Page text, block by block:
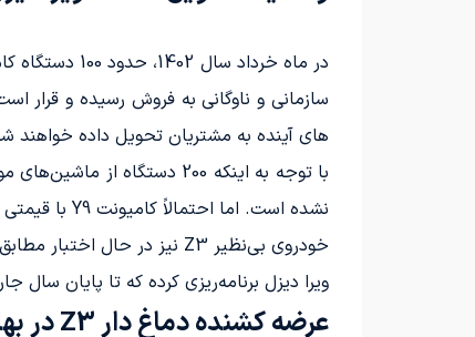
سازمانی و ناوگانی به فروش رسیده و قرار
های آینده به مشتریان تحویل داده خواهند
با توجه به اینکه 200
نشده است. اما احتمالاً کامیونت Y9 با قیمتی حدود 1.5 میلیارد تومان و کشنده Y3 ویرا با قیمتی حدود 4.5 میلیارد تومان به فروش خواهند رسید.
خودروی بی‌نظیر Z3 نیز در حال اختبار مطابق با 85 استاندارد مختلف قرار دارد و بزودی اعلام خواهد شد که زمان و تاریخ عرضه‌ی این محصول چه زمانی خواهد بود.
ویرا دیزل برنامه‌ریزی کرده که تا پایان سال جاری، تعداد 1000 دستگاه از هر 3 خودروی
عرضه کشنده دماغ دار Z3 در بهار 1402